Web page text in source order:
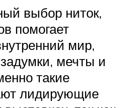
выбор ниток,
помогает
мир,
мечты и
такие
лидирующие